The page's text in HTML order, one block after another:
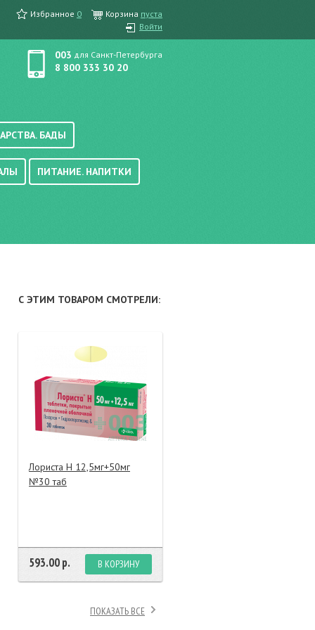
Избранное 0 Корзина пуста
Войти
003 для Санкт-Петербурга
8 800 333 30 20
краска для волос
БАДЫ
ПИТАНИЕ. НАПИТКИ
С ЭТИМ ТОВАРОМ СМОТРЕЛИ:
Лориста Н 12,5мг+50мг
№30 таб
593.00 р. В КОРЗИНУ
ПОКАЗАТЬ ВСЕ